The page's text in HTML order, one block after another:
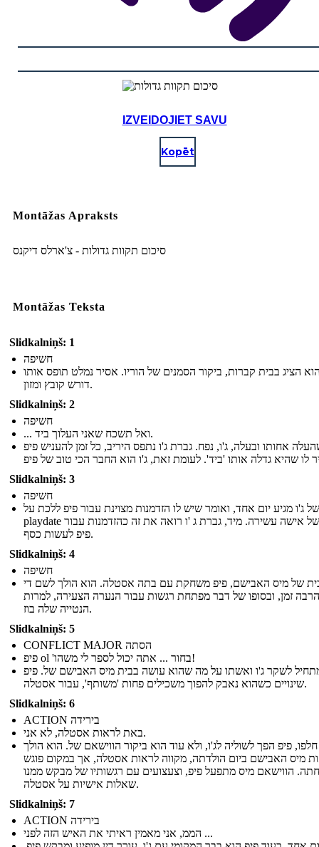
IZVEIDOJIET SAVU
Kopēt
Montāžas Apraksts
סיכום תקוות גדולות - צ'ארלס דיקנס
Montāžas Teksta
Slidkalniņš: 1
חשיפה
הציג בבית קברות, ביקור הסמנים של הוריו. אסיר נמלט תופס אותו
דורש קובץ ומזון.
Slidkalniņš: 2
חשיפה
... ואל תשכח שאני העלוך ביד.
אחותו ובעלה, ג'ו, נפח. גברת ג'ו נתפס היריב, כל זמן להעניש פיפ
Slidkalniņš: 3
חשיפה
של ג'ו מגיע יום אחד, ואומר שיש לו הזדמנות מצוינת עבור פיפ ללכת על
playdate בבית של אישה עשירה. מיד, גברת ג 'ו רואה את זה כהזדמנות עבור
פיפ לעשות כסף.
Slidkalniņš: 4
חשיפה
של מיס האבישם, פיפ משחקת עם בתה אסטלה. הוא הולך לשם די
הרבה זמן, ובסופו של דבר מפתחת רגשות עבור הנערה הצעירה, למרות
הנטייה שלה בוז.
Slidkalniņš: 5
CONFLICT MAJOR הסתה
פיפ ol 'בחור ... אתה יכול לספר לי משהו!
לשקר ג'ו ואשתו על מה שהוא עושה בבית מיס האבישם של. פיפ
שינויים כשהוא נאבק להפוך משכילים פחות 'משותף', עבור אסטלה.
Slidkalniņš: 6
ACTION בירידה
באת לראות אסטלה, לא אני.
פיפ הפך לשוליה לג'ו, ולא עוד הוא ביקור הווישאם של. הוא הולך
מיס האבישם ביום הולדתה, מקווה לראות אסטלה, אך במקום פוגש
הווישאם מיס מתפעל פיפ, וצעצועים עם רגשותיו של מבקש ממנו
שאלות אישיות על אסטלה.
Slidkalniņš: 7
ACTION בירידה
הממ, אני מאמין ראיתי את האיש הזה לפני ...